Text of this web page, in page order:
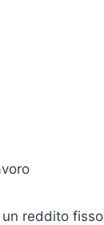
reddito fisso